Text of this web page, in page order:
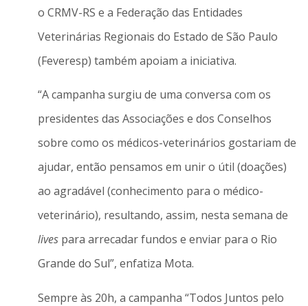
o CRMV-RS e a Federação das Entidades
Veterinárias Regionais do Estado de São Paulo
(Feveresp) também apoiam a iniciativa.
“A campanha surgiu de uma conversa com os
presidentes das Associações e dos Conselhos
sobre como os médicos-veterinários gostariam de
ajudar, então pensamos em unir o útil (doações)
ao agradável (conhecimento para o médico-
veterinário), resultando, assim, nesta semana de
livespara arrecadar fundos e enviar para o Rio
Grande do Sul”, enfatiza Mota.
Sempre às 20h, a campanha “Todos Juntos pelo